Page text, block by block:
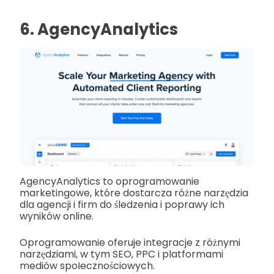
6. AgencyAnalytics
AgencyAnalytics to oprogramowanie
marketingowe, które dostarcza różne narzędzia
dla agencji i firm do śledzenia i poprawy ich
wyników online.
Oprogramowanie oferuje integracje z różnymi
narzędziami, w tym SEO, PPC i platformami
mediów społecznościowych.